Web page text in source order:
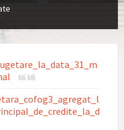
File
pdf
File
66 kB